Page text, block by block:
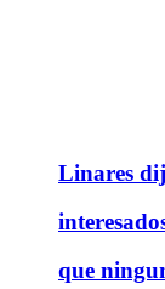
Linares
que